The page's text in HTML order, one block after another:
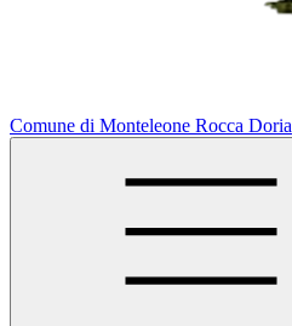
Comune di Monteleone Rocca Doria